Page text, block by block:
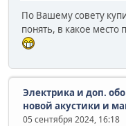
По Вашему совету
понять, в какое место
Электрика и доп.
новой акустики и
05 сентября 2024, 16:18